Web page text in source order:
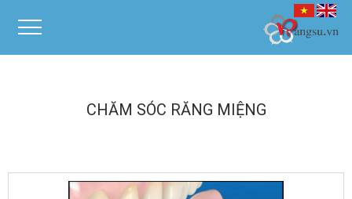
CHĂM SÓC RĂNG MIỆNG